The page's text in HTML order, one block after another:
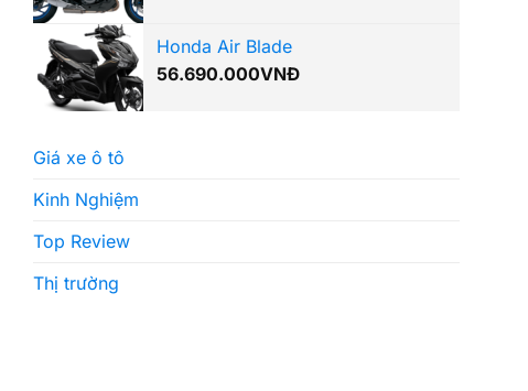
Honda Air Blade
56.690.000VNĐ
Giá xe ô tô
Kinh Nghiệm
Top Review
Thị trường